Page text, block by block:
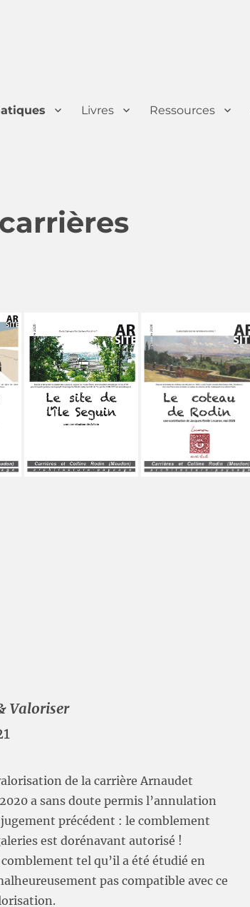
Livres Ressources
Valoriser
de la carrière Arnaudet
a sans doute permis l’annulation
précédent : le comblement
est dorénavant autorisé !
tel qu’il a été étudié en
pas compatible avec ce